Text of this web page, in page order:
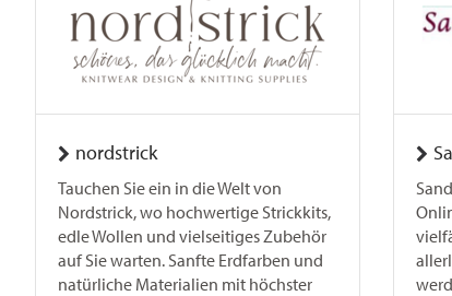
nordstrick
Tauchen Sie ein in die Welt von
Nordstrick, wo hochwertige Strickkits,
edle Wollen und vielseitiges Zubehör
auf Sie warten. Sanfte Erdfarben und
natürliche Materialien mit höchster